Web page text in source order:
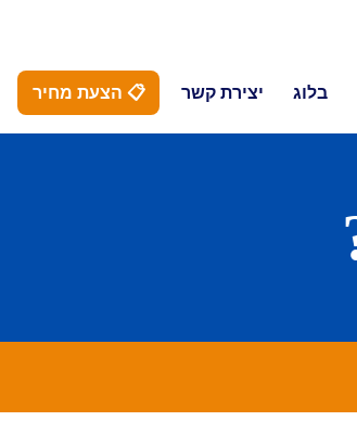
בלוג יצירת קשר 📋 הצעת מחיר